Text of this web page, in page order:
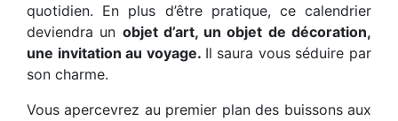
quotidien. En plus d’être pratique, ce calendrier
deviendra un objet d’art, un objet de décoration,
une invitation au voyage. Il saura vous séduire par
son charme.
Vous apercevrez au premier plan des buissons aux